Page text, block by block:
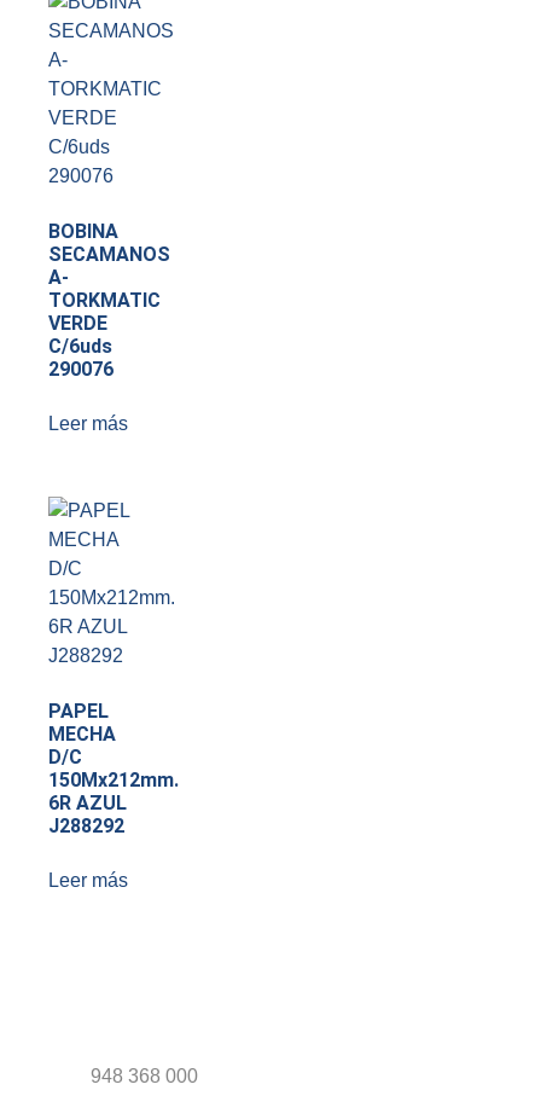
BOBINA
SECAMANOS
A-
TORKMATIC
VERDE
C/6uds
290076
Leer más
PAPEL
MECHA
D/C
150Mx212mm.
6R AZUL
J288292
Leer más
948 368 000